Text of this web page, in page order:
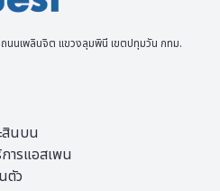
นนเพลินจิต แขวงลุมพินี เขตปทุมวัน กทม.
สินบน
ารแอสเพน
ตัว